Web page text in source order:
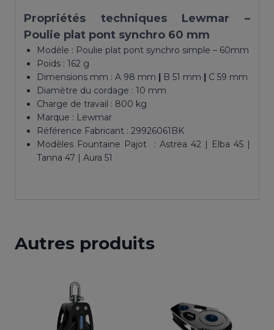
Propriétés techniques Lewmar –
Poulie plat pont synchro 60 mm
Modèle : Poulie plat pont synchro simple – 60mm
Poids : 162 g
Dimensions mm : A 98 mm | B 51 mm | C 59 mm
Diamètre du cordage : 10 mm
Charge de travail : 800 kg
Marque : Lewmar
Référence Fabricant : 29926061BK
Modèles Fountaine Pajot : Astrea 42 | Elba 45 |
Tanna 47 | Aura 51
Autres produits